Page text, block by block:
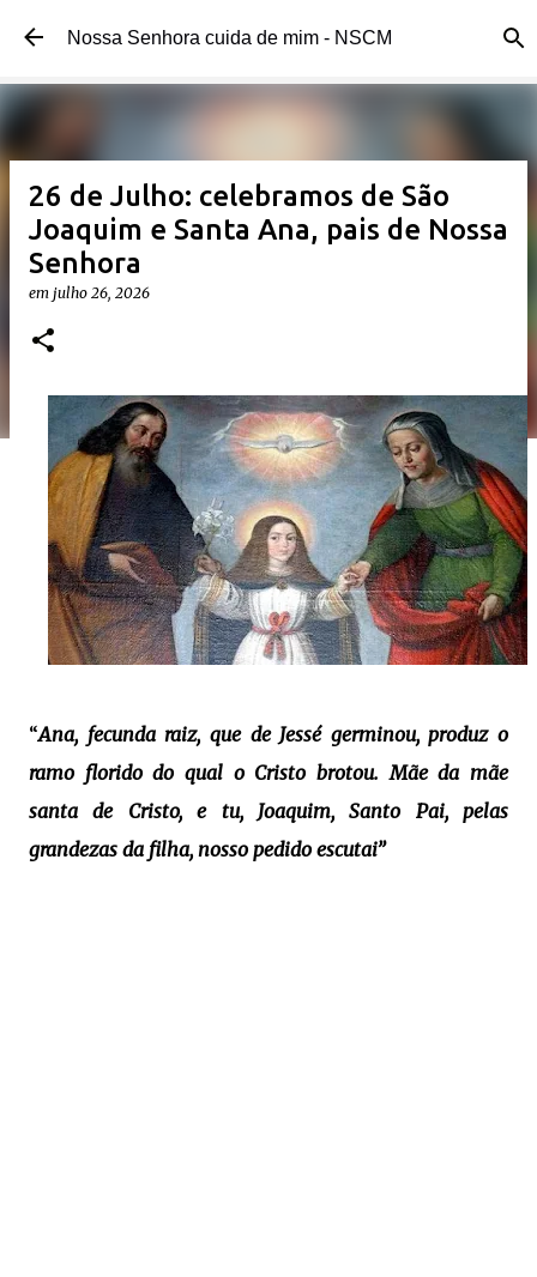
Pular para o conteúdo principal
Nossa Senhora cuida de mim - NSCM
26 de Julho: celebramos de São
Joaquim e Santa Ana, pais de Nossa
Senhora
em julho 26, 2026
“Ana, fecunda raiz, que de Jessé germinou, produz o
ramo florido do qual o Cristo brotou. Mãe da mãe
santa de Cristo, e tu, Joaquim, Santo Pai, pelas
grandezas da filha, nosso pedido escutai”